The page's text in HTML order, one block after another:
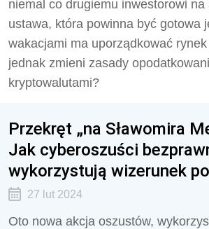
niemal co drugiemu inwestorowi
ustawa, która powinna być gotowa
wakacjami ma uporządkować
jednak zmieni zasady
kryptowalutami?
Przekręt „na Sławomira
Jak cyberoszuści
wykorzystują wizerunek
27 lut 2024
Oto nowa akcja oszustów,